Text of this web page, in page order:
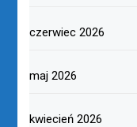
czerwiec 2026
maj 2026
kwiecień 2026